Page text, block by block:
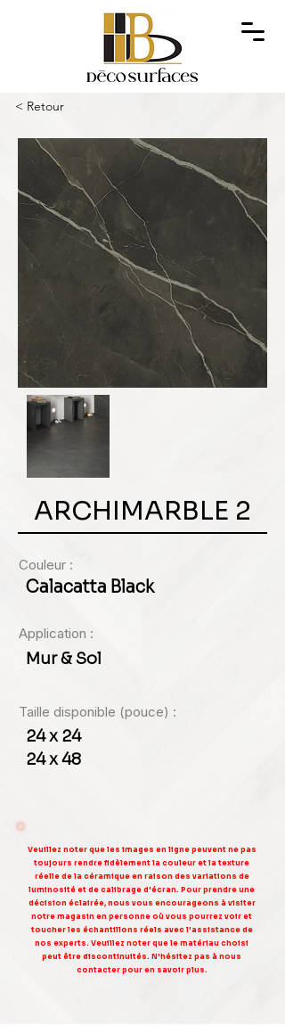
< Retour
ARCHIMARBLE 2
Couleur :
Calacatta Black
Application :
Mur & Sol
Taille disponible (pouce) :
24 x 24
24 x 48
Veuillez noter que les images en ligne peuvent ne pas
toujours rendre fidèlement la couleur et la texture
réelle de la céramique en raison des variations de
luminosité et de calibrage d'écran. Pour prendre une
décision éclairée, nous vous encourageons à visiter
notre magasin en personne où vous pourrez voir et
toucher les échantillons réels avec l'assistance de
nos experts. Veuillez noter que le matériau choisi
peut être discontinuités. N'hésitez pas à nous
contacter pour en savoir plus.